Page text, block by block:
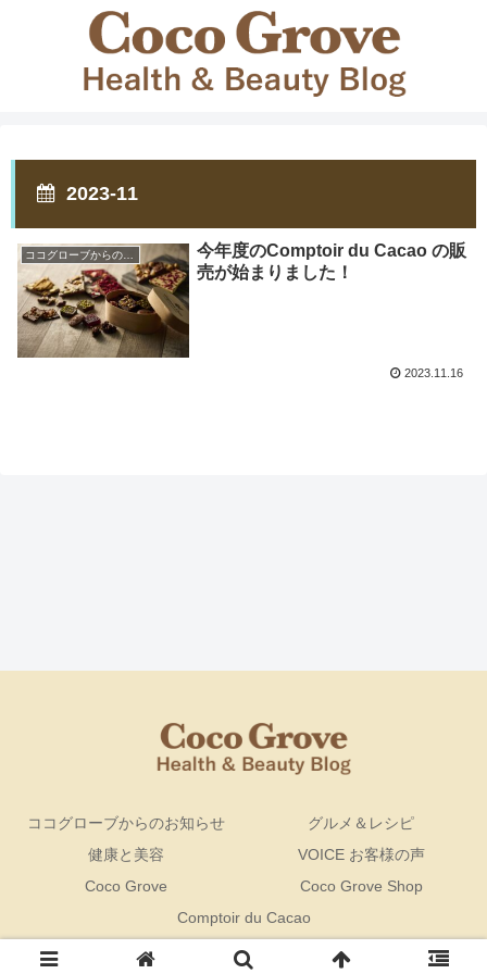
2023-11
ココグローブからのお知らせ
今年度のComptoir du Cacao の販
売が始まりました！
2023.11.16
ココグローブからのお知らせ
グルメ＆レシピ
健康と美容
VOICE お客様の声
Coco Grove
Coco Grove Shop
Comptoir du Cacao
© 2016 ココグローブブログ Health＆Beauty Blog by CocoGrove.